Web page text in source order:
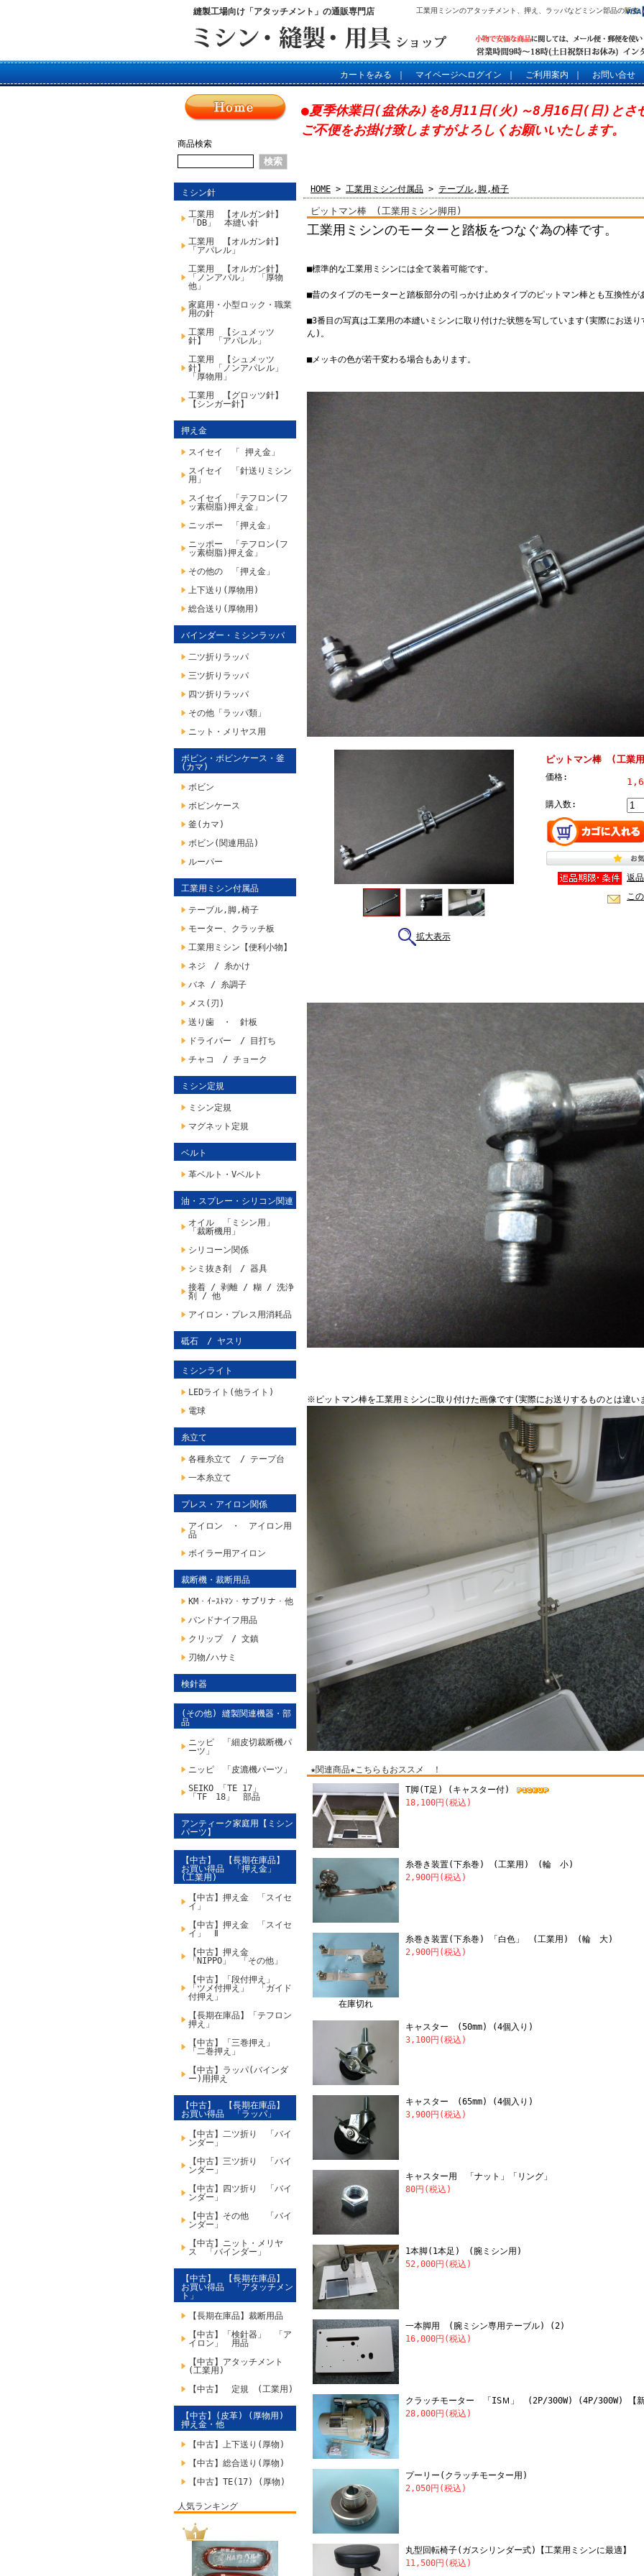
縫製工場向け「アタッチメント」の通販専門店 工業用ミシンのアタッチメント、押え、ラッパなどミシン部品の販売
カートをみる マイページへログイン ご利用案内 お問い合せ
商品検索
ミシン針
工業用 【オルガン針】
「DB」 本縫い針
工業用 【オルガン針】
「アパレル」
工業用 【オルガン針】
「ノンアパル」 「厚物
他」
家庭用・小型ロック・職業
用の針
工業用 【シュメッツ
針】 「アパレル」
工業用 【シュメッツ
針】 「ノンアパレル」
「厚物用」
工業用 【グロッツ針】
【シンガー針】
押え金
スイセイ 「 押え金」
スイセイ 「針送りミシン
用」
スイセイ 「テフロン(フ
ッ素樹脂)押え金」
ニッポー 「押え金」
ニッポー 「テフロン(フ
ッ素樹脂)押え金」
その他の 「押え金」
上下送り(厚物用)
総合送り(厚物用)
バインダー・ミシンラッパ
二ツ折りラッパ
三ツ折りラッパ
四ツ折りラッパ
その他「ラッパ類」
ニット・メリヤス用
ボビン・ボビンケース・釜
(カマ)
ボビン
ボビンケース
釜(カマ)
ボビン(関連用品)
ルーパー
工業用ミシン付属品
テーブル,脚,椅子
モーター、クラッチ板
工業用ミシン【便利小物】
ネジ / 糸かけ
バネ / 糸調子
メス(刃)
送り歯 ・ 針板
ドライバー / 目打ち
チャコ / チョーク
ミシン定規
ミシン定規
マグネット定規
ベルト
革ベルト・Vベルト
油・スプレー・シリコン関連
オイル 「ミシン用」
「裁断機用」
シリコーン関係
シミ抜き剤 / 器具
接着 / 剥離 / 糊 / 洗浄
剤 / 他
アイロン・プレス用消耗品
砥石 / ヤスリ
ミシンライト
LEDライト(他ライト)
電球
糸立て
各種糸立て / テープ台
一本糸立て
プレス・アイロン関係
アイロン ・ アイロン用
品
ボイラー用アイロン
裁断機・裁断用品
KM・ｲｰｽﾄﾏﾝ・サプリナ・他
バンドナイフ用品
クリップ / 文鎮
刃物/ハサミ
検針器
(その他) 縫製関連機器・部
品
ニッピ 「細皮切裁断機パ
ーツ」
ニッピ 「皮漉機パーツ」
SEIKO 「TE 17」
「TF 18」 部品
アンティーク家庭用【ミシン
パーツ】
【中古】 【長期在庫品】
お買い得品 「押え金」
(工業用)
【中古】押え金 「スイセ
イ」
【中古】押え金 「スイセ
イ」 Ⅱ
【中古】押え金
「NIPPO」 「その他」
【中古】「段付押え」
「ツメ付押え」 「ガイド
付押え」
【長期在庫品】「テフロン
押え」
【中古】「三巻押え」
「二巻押え」
【中古】ラッパ(バインダ
ー)用押え
【中古】 【長期在庫品】
お買い得品 「ラッパ」
【中古】二ツ折り 「バイ
ンダー」
【中古】三ツ折り 「バイ
ンダー」
【中古】四ツ折り 「バイ
ンダー」
【中古】その他 「バイ
ンダー」
【中古】ニット・メリヤ
ス 「バインダー」
【中古】 【長期在庫品】
お買い得品 「アタッチメン
ト」
【長期在庫品】裁断用品
【中古】「検針器」 「ア
イロン」 用品
【中古】アタッチメント
(工業用)
【中古】 定規 (工業用)
【中古】(皮革) (厚物用)
押え金・他
【中古】上下送り(厚物)
【中古】総合送り(厚物)
【中古】TE(17) (厚物)
人気ランキング
●夏季休業日(盆休み)を8月11日(火)～8月16日(日)とさ
ご不便をお掛け致しますがよろしくお願いいたします。
HOME > 工業用ミシン付属品 > テーブル,脚,椅子
ピットマン棒 (工業用ミシン脚用)
工業用ミシンのモーターと踏板をつなぐ為の棒です。
■標準的な工業用ミシンには全て装着可能です。
■昔のタイプのモーターと踏板部分の引っかけ止めタイプのピットマン棒とも互換性が
■3番目の写真は工業用の本縫いミシンに取り付けた状態を写しています(実際にお送
ん)。
■メッキの色が若干変わる場合もあります。
拡大表示
ピットマン棒 (工業
価格:
購入数:
返
こ
※ピットマン棒を工業用ミシンに取り付けた画像です(実際にお送りするものとは違い
★関連商品★こちらもおススメ ！
T脚(T足) (キャスター付)
18,100円(税込)
糸巻き装置(下糸巻) (工業用) (輪 小)
2,900円(税込)
在庫切れ
糸巻き装置(下糸巻) 「白色」 (工業用) (輪 大)
2,900円(税込)
キャスター (50mm) (4個入り)
3,100円(税込)
キャスター (65mm) (4個入り)
3,900円(税込)
キャスター用 「ナット」「リング」
80円(税込)
1本脚(1本足) (腕ミシン用)
52,000円(税込)
一本脚用 (腕ミシン専用テーブル) (2)
16,000円(税込)
クラッチモーター 「ISＭ」 (2P/300W) (4P/300W) 【
28,000円(税込)
プーリー(クラッチモーター用)
2,050円(税込)
丸型回転椅子(ガスシリンダー式)【工業用ミシンに最適】
11,500円(税込)